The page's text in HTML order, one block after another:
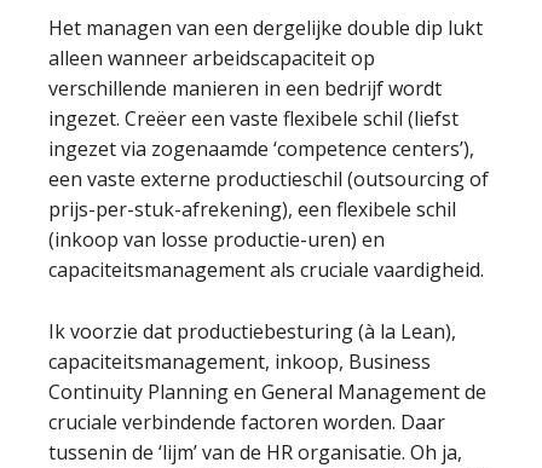
Het managen van een dergelijke double dip lukt
alleen wanneer arbeidscapaciteit op
verschillende manieren in een bedrijf wordt
ingezet. Creëer een vaste flexibele schil (liefst
ingezet via zogenaamde ‘competence centers’),
een vaste externe productieschil (outsourcing of
prijs-per-stuk-afrekening), een flexibele schil
(inkoop van losse productie-uren) en
capaciteitsmanagement als cruciale vaardigheid.
Ik voorzie dat productiebesturing (à la Lean),
capaciteitsmanagement, inkoop, Business
Continuity Planning en General Management de
cruciale verbindende factoren worden. Daar
tussenin de ‘lijm’ van de HR organisatie. Oh ja,